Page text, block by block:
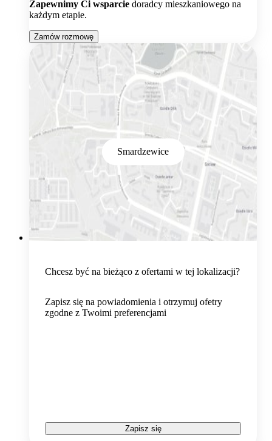
Zapewnimy Ci wsparcie doradcy mieszkaniowego na
każdym etapie.
Zamów rozmowę
Smardzewice
Chcesz być na bieżąco z ofertami w tej lokalizacji?
Zapisz się na powiadomienia i otrzymuj ofetry
zgodne z Twoimi preferencjami
Zapisz się